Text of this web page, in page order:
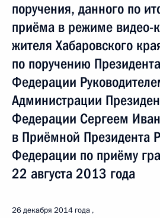
поручения, данного по
приёма в режиме видео-
жителя Хабаровского
по поручению
Федерации
Администрации
Федерации Сергеем
в Приёмной Президента
Федерации по приёму
22 августа 2013 года
26 декабря 2014 года